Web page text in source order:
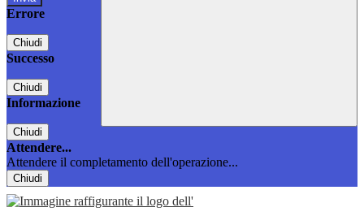
Errore
Chiudi
Successo
Chiudi
Informazione
Chiudi
Attendere...
Attendere il completamento dell'operazione...
Chiudi